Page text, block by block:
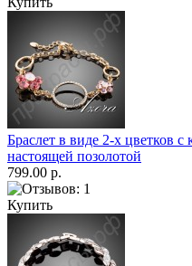
Браслет в виде 2-х цветков
настоящей позолотой
799.00 р.
Купить